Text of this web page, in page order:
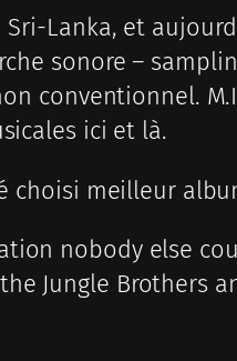
Lanka, et
sonore –
conventionnel.
ici et là.
meilleur
nobody else
Jungle Brothers